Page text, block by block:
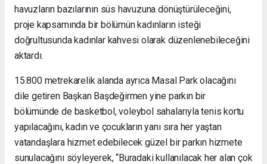
havuzların bazılarının süs havuzuna dönüştürüleceğini,
proje kapsamında bir bölümün kadınların isteği
doğrultusunda kadınlar kahvesi olarak düzenlenebileceğini
aktardı.
15.800 metrekarelik alanda ayrıca Masal Park olacağını
dile getiren Başkan Başdeğirmen yine parkın bir
bölümünde de basketbol, voleybol sahalarıyla tenis kortu
yapılacağını, kadın ve çocukların yanı sıra her yaştan
vatandaşlara hizmet edebilecek güzel bir parkın hizmete
sunulacağını söyleyerek, “Buradaki kullanılacak her alan çok